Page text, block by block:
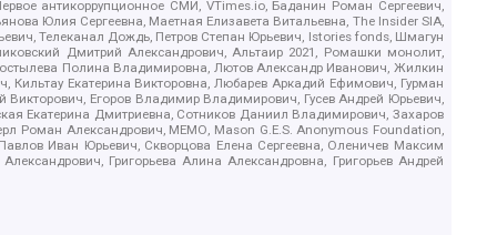
антикоррупционное СМИ, VTimes.io, Баданин Роман Сергеевич,
Юлия Сергеевна, Маетная Елизавета Витальевна, The Insider SIA,
Телеканал Дождь, Петров Степан Юрьевич, Istories fonds, Шмагун
Дмитрий Александрович, Альтаир 2021, Ромашки монолит,
Полина Владимировна, Лютов Александр Иванович, Жилкин
Екатерина Викторовна, Любарев Аркадий Ефимович, Гурман
Егоров Владимир Владимирович, Гусев Андрей Юрьевич,
Екатерина Дмитриевна, Сотников Даниил Владимирович, Захаров
Роман Александрович, МЕМО, Mason G.E.S. Anonymous Foundation,
Иван Юрьевич, Скворцова Елена Сергеевна, Оленичев Максим
Григорьева Алина Александровна, Григорьев Андрей